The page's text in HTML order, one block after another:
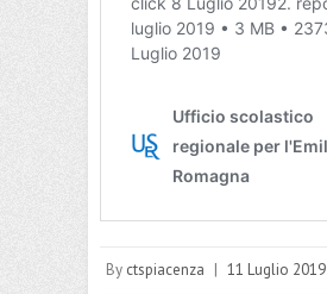
By ctspiacenza | 11 Luglio 2019